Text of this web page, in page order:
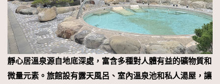
靜心居溫泉源自地底深處，富含多種對人體有益的礦物質和
微量元素。旅館設有露天風呂、室內溫泉池和私人湯屋，讓
您盡情享受溫泉帶來的舒緩和療癒。
東埔溫泉溫度全年平均約四十五度(攝氏)；冬天平均溫度約
五十度(攝氏)；夏天平均溫度約四十度(攝氏)，其溫度依季